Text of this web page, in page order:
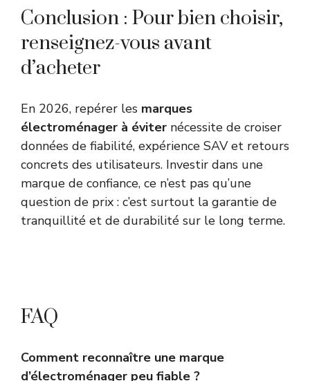
Conclusion : Pour bien choisir,
renseignez-vous avant
d’acheter
En 2026, repérer les marques
électroménager à éviter nécessite de croiser
données de fiabilité, expérience SAV et retours
concrets des utilisateurs. Investir dans une
marque de confiance, ce n’est pas qu’une
question de prix : c’est surtout la garantie de
tranquillité et de durabilité sur le long terme.
FAQ
Comment reconnaître une marque
d’électroménager peu fiable ?